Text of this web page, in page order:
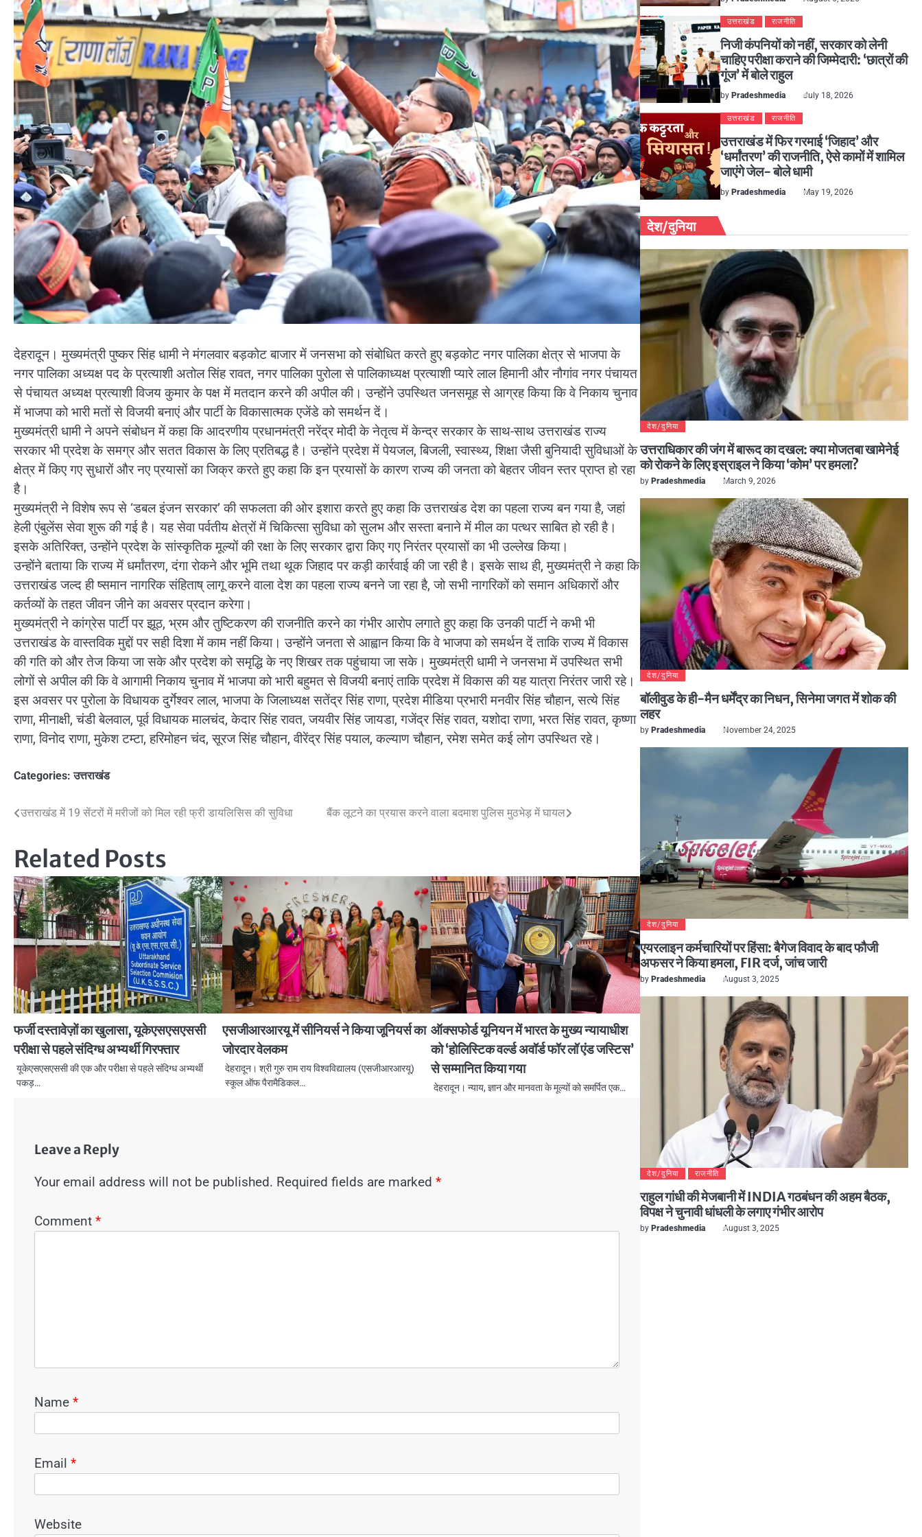
देहरादून। मुख्यमंत्री पुष्कर सिंह धामी ने मंगलवार बड़कोट बाजार में जनसभा को संबोधित करते हुए बड़कोट नगर पालिका क्षेत्र से भाजपा के
नगर पालिका अध्यक्ष पद के प्रत्याशी अतोल सिंह रावत, नगर पालिका पुरोला से पालिकाध्यक्ष प्रत्याशी प्यारे लाल हिमानी और नौगांव नगर पंचायत
से पंचायत अध्यक्ष प्रत्याशी विजय कुमार के पक्ष में मतदान करने की अपील की। उन्होंने उपस्थित जनसमूह से आग्रह किया कि वे निकाय चुनाव
में भाजपा को भारी मतों से विजयी बनाएं और पार्टी के विकासात्मक एजेंडे को समर्थन दें।
मुख्यमंत्री धामी ने अपने संबोधन में कहा कि आदरणीय प्रधानमंत्री नरेंद्र मोदी के नेतृत्व में केन्द्र सरकार के साथ-साथ उत्तराखंड राज्य
सरकार भी प्रदेश के समग्र और सतत विकास के लिए प्रतिबद्ध है। उन्होंने प्रदेश में पेयजल, बिजली, स्वास्थ्य, शिक्षा जैसी बुनियादी सुविधाओं के
क्षेत्र में किए गए सुधारों और नए प्रयासों का जिक्र करते हुए कहा कि इन प्रयासों के कारण राज्य की जनता को बेहतर जीवन स्तर प्राप्त हो रहा
है।
मुख्यमंत्री ने विशेष रूप से ‘डबल इंजन सरकार’ की सफलता की ओर इशारा करते हुए कहा कि उत्तराखंड देश का पहला राज्य बन गया है, जहां
हेली एंबुलेंस सेवा शुरू की गई है। यह सेवा पर्वतीय क्षेत्रों में चिकित्सा सुविधा को सुलभ और सस्ता बनाने में मील का पत्थर साबित हो रही है।
इसके अतिरिक्त, उन्होंने प्रदेश के सांस्कृतिक मूल्यों की रक्षा के लिए सरकार द्वारा किए गए निरंतर प्रयासों का भी उल्लेख किया।
उन्होंने बताया कि राज्य में धर्मांतरण, दंगा रोकने और भूमि तथा थूक जिहाद पर कड़ी कार्रवाई की जा रही है। इसके साथ ही, मुख्यमंत्री ने कहा कि
उत्तराखंड जल्द ही ष्समान नागरिक संहिताष् लागू करने वाला देश का पहला राज्य बनने जा रहा है, जो सभी नागरिकों को समान अधिकारों और
कर्तव्यों के तहत जीवन जीने का अवसर प्रदान करेगा।
मुख्यमंत्री ने कांग्रेस पार्टी पर झूठ, भ्रम और तुष्टिकरण की राजनीति करने का गंभीर आरोप लगाते हुए कहा कि उनकी पार्टी ने कभी भी
उत्तराखंड के वास्तविक मुद्दों पर सही दिशा में काम नहीं किया। उन्होंने जनता से आह्वान किया कि वे भाजपा को समर्थन दें ताकि राज्य में विकास
की गति को और तेज किया जा सके और प्रदेश को समृद्धि के नए शिखर तक पहुंचाया जा सके। मुख्यमंत्री धामी ने जनसभा में उपस्थित सभी
लोगों से अपील की कि वे आगामी निकाय चुनाव में भाजपा को भारी बहुमत से विजयी बनाएं ताकि प्रदेश में विकास की यह यात्रा निरंतर जारी रहे।
इस अवसर पर पुरोला के विधायक दुर्गेश्वर लाल, भाजपा के जिलाध्यक्ष सतेंद्र सिंह राणा, प्रदेश मीडिया प्रभारी मनवीर सिंह चौहान, सत्ये सिंह
राणा, मीनाक्षी, चंडी बेलवाल, पूर्व विधायक मालचंद, केदार सिंह रावत, जयवीर सिंह जायडा, गजेंद्र सिंह रावत, यशोदा राणा, भरत सिंह रावत, कृष्णा
राणा, विनोद राणा, मुकेश टम्टा, हरिमोहन चंद, सूरज सिंह चौहान, वीरेंद्र सिंह पयाल, कल्याण चौहान, रमेश समेत कई लोग उपस्थित रहे।
Categories:उत्तराखंड
Post
उत्तराखंड में 19 सेंटरों में मरीजों को मिल रही फ्री डायलिसिस की सुविधा बैंक लूटने का प्रयास करने वाला बदमाश पुलिस मुठभेड़ में घायल
Related Posts
फर्जी दस्तावेज़ों का खुलासा, यूकेएसएसएससी
परीक्षा से पहले संदिग्ध अभ्यर्थी गिरफ्तार
यूकेएसएसएससी की एक और परीक्षा से पहले संदिग्ध अभ्यर्थी
पकड़…
एसजीआरआरयू में सीनियर्स ने किया जूनियर्स का
जोरदार वेलकम
देहरादून। श्री गुरु राम राय विश्वविद्यालय (एसजीआरआरयू)
स्कूल ऑफ पैरामैडिकल…
ऑक्सफोर्ड यूनियन में भारत के मुख्य न्यायाधीश
को ‘होलिस्टिक वर्ल्ड अवॉर्ड फॉर लॉ एंड जस्टिस’
से सम्मानित किया गया
देहरादून। न्याय, ज्ञान और मानवता के मूल्यों को समर्पित एक…
Leave a Reply
Your email address will not be published. Required fields are marked *
Comment *
Name *
Email *
Website
उत्तराखंड राजनीति
निजी कंपनियों को नहीं, सरकार को लेनी
चाहिए परीक्षा कराने की जिम्मेदारी: ‘छात्रों की
गूंज’ में बोले राहुल
by Pradeshmedia July 18, 2026
उत्तराखंड राजनीति
उत्तराखंड में फिर गरमाई ‘जिहाद’ और
‘धर्मांतरण’ की राजनीति, ऐसे कामों में शामिल
जाएंगे जेल- बोले धामी
by Pradeshmedia May 19, 2026
देश/दुनिया
देश/दुनिया
उत्तराधिकार की जंग में बारूद का दखल: क्या मोजतबा खामेनेई
को रोकने के लिए इस्राइल ने किया ‘कोम’ पर हमला?
by Pradeshmedia March 9, 2026
देश/दुनिया
बॉलीवुड के ही-मैन धर्मेंद्र का निधन, सिनेमा जगत में शोक की
लहर
by Pradeshmedia November 24, 2025
देश/दुनिया
एयरलाइन कर्मचारियों पर हिंसा: बैगेज विवाद के बाद फौजी
अफसर ने किया हमला, FIR दर्ज, जांच जारी
by Pradeshmedia August 3, 2025
देश/दुनिया राजनीति
राहुल गांधी की मेजबानी में INDIA गठबंधन की अहम बैठक,
विपक्ष ने चुनावी धांधली के लगाए गंभीर आरोप
by Pradeshmedia August 3, 2025